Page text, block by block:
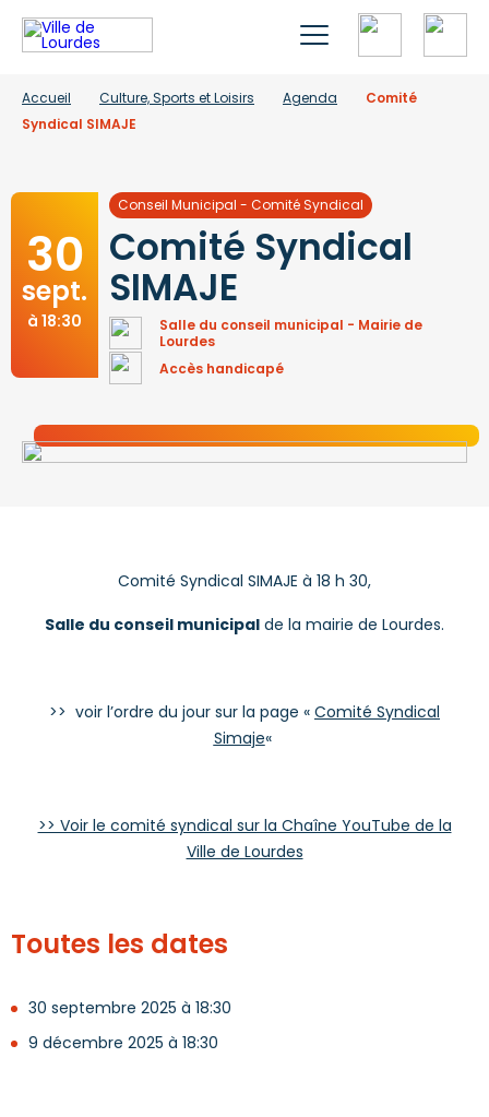
Accueil Culture, Sports et Loisirs Agenda
Comité
Syndical SIMAJE
30
sept.
à 18:30
Conseil Municipal - Comité Syndical
Comité Syndical
SIMAJE
Salle du conseil municipal - Mairie de
Lourdes
Accès handicapé
Comité Syndical SIMAJE à 18 h 30,
Salle du conseil municipal de la mairie de Lourdes.
>> voir l’ordre du jour sur la page « Comité Syndical
Simaje«
>> Voir le comité syndical sur la Chaîne YouTube de la
Ville de Lourdes
Toutes les dates
30 septembre 2025 à 18:30
9 décembre 2025 à 18:30